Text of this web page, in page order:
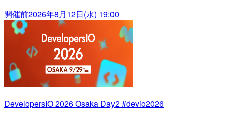
開催前2026年8月12日(水) 19:00
DevelopersIO 2026 Osaka Day2 #devio2026